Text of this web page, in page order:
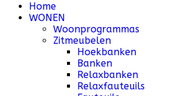
Home
WONEN
Woonprogrammas
Zitmeubelen
Hoekbanken
Banken
Relaxbanken
Relaxfauteuils